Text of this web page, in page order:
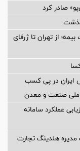
گذشت
از تهران تا ژرفای
ایران در پی کسب
ملی صنعت و معدن
عملکرد سامانه
هلدینگ تجارت